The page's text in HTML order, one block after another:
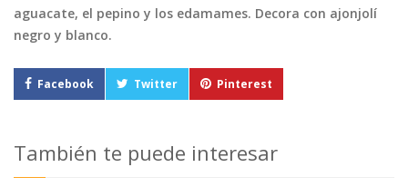
aguacate, el pepino y los edamames. Decora con ajonjolí
negro y blanco.
Facebook Twitter Pinterest
También te puede interesar